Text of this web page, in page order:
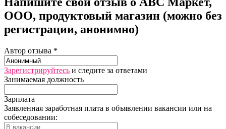
ООО, продуктовый магазин (можно без
регистрации, анонимно)
Автор отзыва *
Зарегистрируйтесь и следите за ответами
Занимаемая должность
Зарплата
Заявленная заработная плата в объявлении вакансии или на
собеседовании: